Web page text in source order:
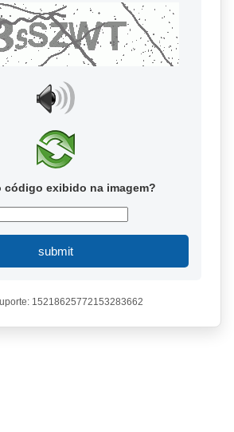
código exibido na imagem?
submit
15218625772153283662